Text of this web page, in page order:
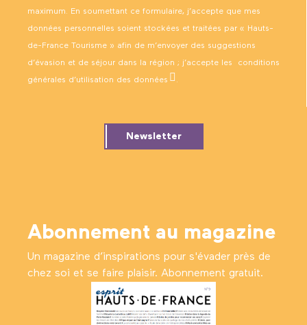
maximum. En soumettant ce formulaire, j’accepte que mes
données personnelles soient stockées et traitées par « Hauts-
de-France Tourisme » afin de m’envoyer des suggestions
d’évasion et de séjour dans la région ; j’accepte les conditions
générales d’utilisation des données .
Newsletter
Abonnement au magazine
Un magazine d’inspirations pour s'évader près de
chez soi et se faire plaisir. Abonnement gratuit.